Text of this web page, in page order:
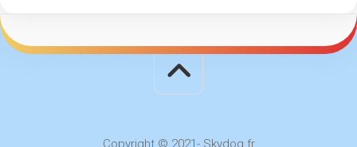
Copyright © 2021- Skydog.fr